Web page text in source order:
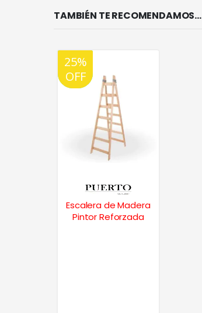
TAMBIÉN TE RECOMENDAMOS…
25%
OFF
20%
OFF
Escalera de Madera
Pintor Reforzada